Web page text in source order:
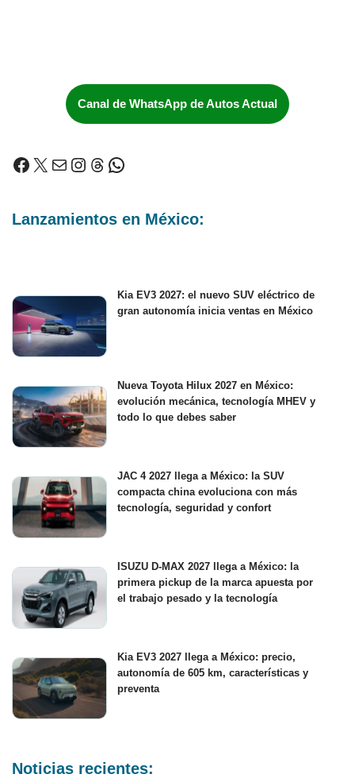
Canal de WhatsApp de Autos Actual
Lanzamientos en México:
Kia EV3 2027: el nuevo SUV eléctrico de
gran autonomía inicia ventas en México
Nueva Toyota Hilux 2027 en México:
evolución mecánica, tecnología MHEV y
todo lo que debes saber
JAC 4 2027 llega a México: la SUV
compacta china evoluciona con más
tecnología, seguridad y confort
ISUZU D-MAX 2027 llega a México: la
primera pickup de la marca apuesta por
el trabajo pesado y la tecnología
Kia EV3 2027 llega a México: precio,
autonomía de 605 km, características y
preventa
Noticias recientes: